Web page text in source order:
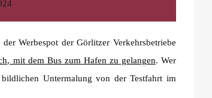
Werbespot der Görlitzer Verkehrsbetriebe
mit dem Bus zum Hafen zu gelangen. Wer
Untermalung von der Testfahrt im